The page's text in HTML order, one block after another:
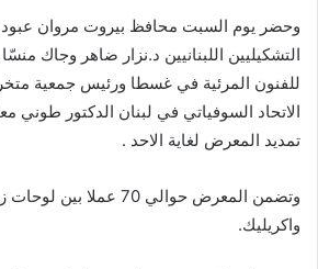
وحضر يوم السبت محافظ بيروت مروان عبود
التشكيليين اللبنانيين د.نزار ضاهر وجاك
للفنون المرئية في غسطا ورئيس جمعية
الاتحاد السوفياتي في لبنان الدكتور طوني
تمديد المعرض لغاية الاحد .
وتضمن المعرض حوالي 70
واكريليك.